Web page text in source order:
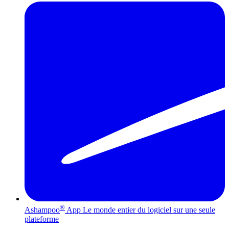
Ashampoo® App Le monde entier du logiciel sur une seule
plateforme